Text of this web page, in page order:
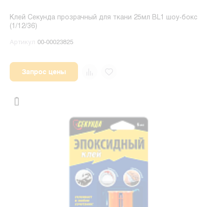
Клей Секунда прозрачный для ткани 25мл BL1 шоу-бокс
(1/12/36)
Артикул 00-00023825
Запрос цены